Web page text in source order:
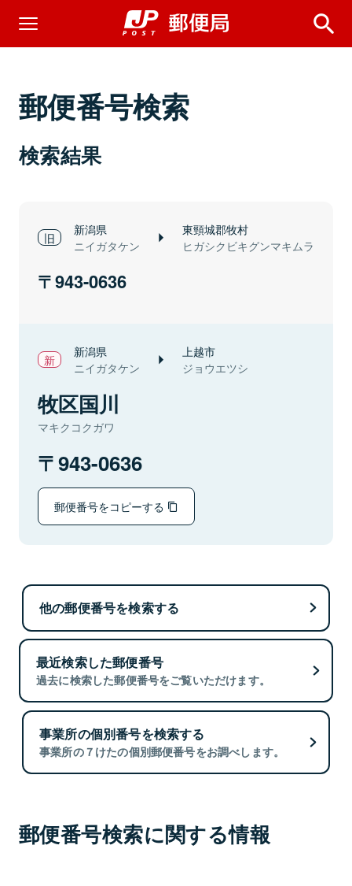
郵便番号検索
検索結果
新潟県
ニイガタケン
東頸城郡牧村
ヒガシクビキグンマキムラ
943-0636
新潟県
ニイガタケン
上越市
ジョウエツシ
牧区国川
マキクコクガワ
943-0636
郵便番号をコピーする
他の郵便番号を検索する
最近検索した郵便番号
過去に検索した郵便番号をご覧いただけます。
事業所の個別番号を検索する
事業所の７けたの個別郵便番号をお調べします。
郵便番号検索に関する情報